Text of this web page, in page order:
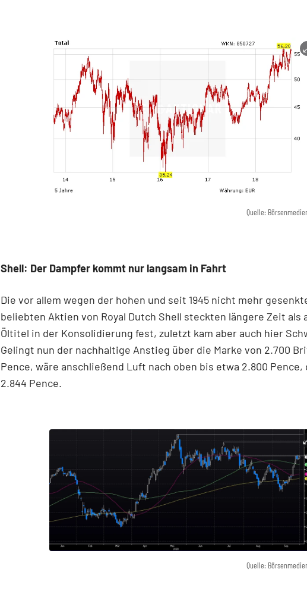
Quelle:
Shell: Der Dampfer kommt nur langsam in Fahrt
Die vor allem wegen der hohen und seit 1945 nicht mehr
beliebten Aktien von Royal Dutch Shell steckten längere Zeit als
Öltitel in der Konsolidierung fest, zuletzt kam aber auch hier
Gelingt nun der nachhaltige Anstieg über die Marke von 2.700
Pence, wäre anschließend Luft nach oben bis etwa 2.800 Pence,
2.844 Pence.
Quelle: